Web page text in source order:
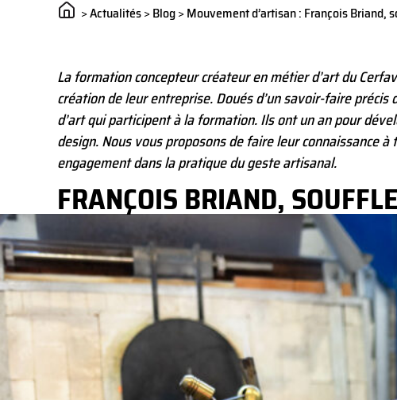
>Actualités>Blog>Mouvement d’artisan : François
La formation concepteur créateur en métier d’art du
création de leur entreprise. Doués d’un savoir-faire
d’art qui participent à la formation. Ils ont un an pour
design. Nous vous proposons de faire leur connaissance
engagement dans la pratique du geste artisanal.
FRANÇOIS BRIAND,